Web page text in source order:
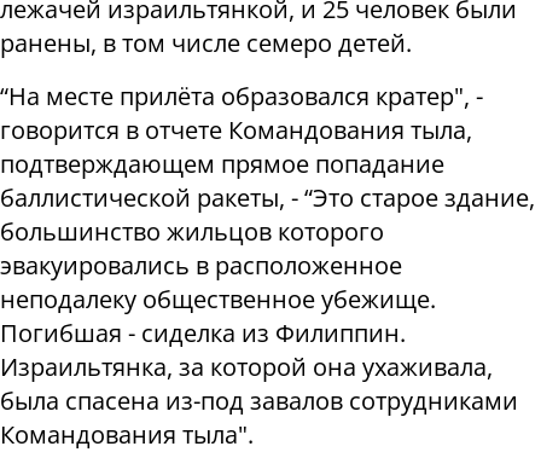
лежачей израильтянкой, и 25 человек были
ранены, в том числе семеро детей.
“На месте прилёта образовался кратер", -
говорится в отчете Командования тыла,
подтверждающем прямое попадание
баллистической ракеты, - “Это старое здание,
большинство жильцов которого
эвакуировались в расположенное
неподалеку общественное убежище.
Погибшая - сиделка из Филиппин.
Израильтянка, за которой она ухаживала,
была спасена из-под завалов сотрудниками
Командования тыла".